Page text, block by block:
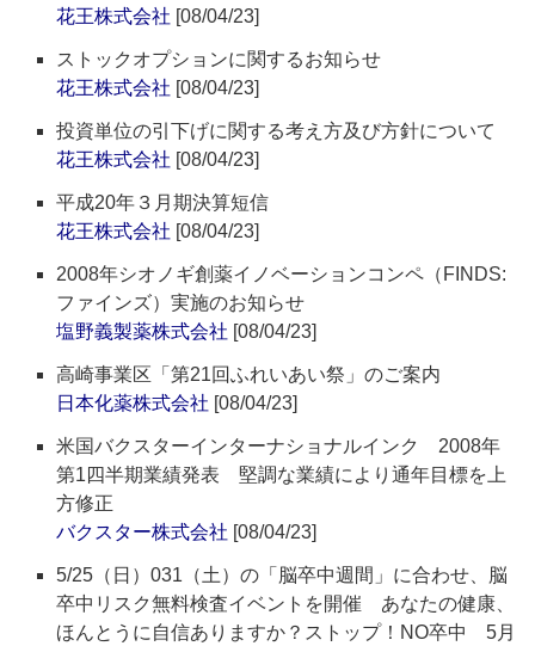
花王株式会社 [08/04/23]
ストックオプションに関するお知らせ
花王株式会社 [08/04/23]
投資単位の引下げに関する考え方及び方針について
花王株式会社 [08/04/23]
平成20年３月期決算短信
花王株式会社 [08/04/23]
2008年シオノギ創薬イノベーションコンペ（FINDS:
ファインズ）実施のお知らせ
塩野義製薬株式会社 [08/04/23]
高崎事業区「第21回ふれいあい祭」のご案内
日本化薬株式会社 [08/04/23]
米国バクスターインターナショナルインク 2008年
第1四半期業績発表 堅調な業績により通年目標を上
方修正
バクスター株式会社 [08/04/23]
5/25（日）031（土）の「脳卒中週間」に合わせ、脳
卒中リスク無料検査イベントを開催 あなたの健康、
ほんとうに自信ありますか？ストップ！NO卒中 5月